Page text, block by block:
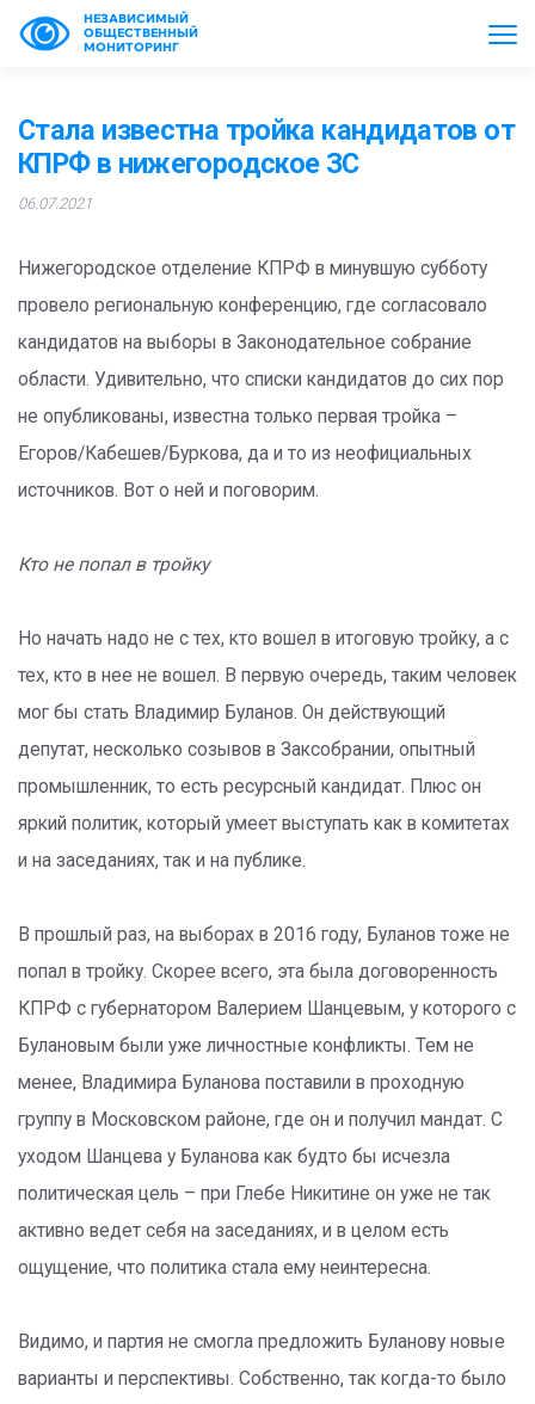
НЕЗАВИСИМЫЙ
ОБЩЕСТВЕННЫЙ
МОНИТОРИНГ
Стала известна тройка кандидатов от
КПРФ в нижегородское ЗС
06.07.2021
Нижегородское отделение КПРФ в минувшую субботу
провело региональную конференцию, где согласовало
кандидатов на выборы в Законодательное собрание
области. Удивительно, что списки кандидатов до сих пор
не опубликованы, известна только первая тройка –
Егоров/Кабешев/Буркова, да и то из неофициальных
источников. Вот о ней и поговорим.
Кто не попал в тройку
Но начать надо не с тех, кто вошел в итоговую тройку, а с
тех, кто в нее не вошел. В первую очередь, таким человек
мог бы стать Владимир Буланов. Он действующий
депутат, несколько созывов в Заксобрании, опытный
промышленник, то есть ресурсный кандидат. Плюс он
яркий политик, который умеет выступать как в комитетах
и на заседаниях, так и на публике.
В прошлый раз, на выборах в 2016 году, Буланов тоже не
попал в тройку. Скорее всего, эта была договоренность
КПРФ с губернатором Валерием Шанцевым, у которого с
Булановым были уже личностные конфликты. Тем не
менее, Владимира Буланова поставили в проходную
группу в Московском районе, где он и получил мандат. С
уходом Шанцева у Буланова как будто бы исчезла
политическая цель – при Глебе Никитине он уже не так
активно ведет себя на заседаниях, и в целом есть
ощущение, что политика стала ему неинтересна.
Видимо, и партия не смогла предложить Буланову новые
варианты и перспективы. Собственно, так когда-то было